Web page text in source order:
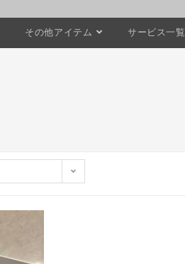
その他アイテム サービス一覧